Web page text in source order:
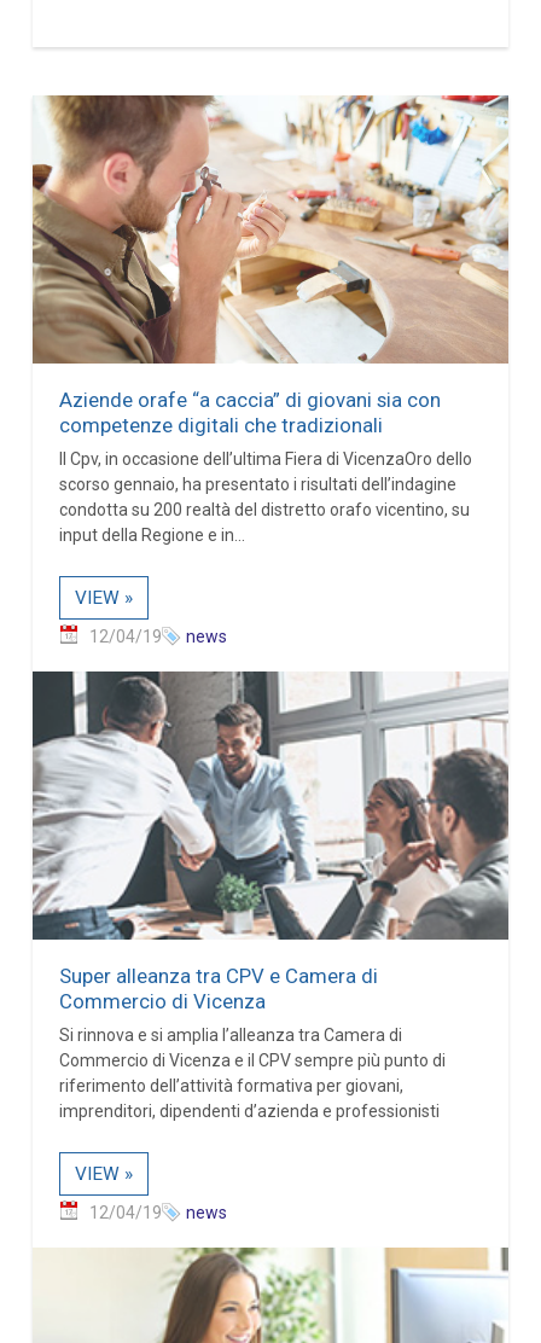
Aziende orafe “a caccia” di giovani sia con
competenze digitali che tradizionali
Il Cpv, in occasione dell’ultima Fiera di VicenzaOro dello
scorso gennaio, ha presentato i risultati dell’indagine
condotta su 200 realtà del distretto orafo vicentino, su
input della Regione e in...
VIEW »
12/04/19 news
Super alleanza tra CPV e Camera di
Commercio di Vicenza
Si rinnova e si amplia l’alleanza tra Camera di
Commercio di Vicenza e il CPV sempre più punto di
riferimento dell’attività formativa per giovani,
imprenditori, dipendenti d’azienda e professionisti
VIEW »
12/04/19 news